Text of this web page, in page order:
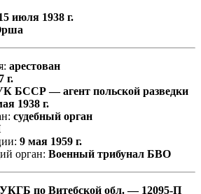
июля 1938 г.
арестован
г.
БССР — агент польской разведки
1938 г.
судебный орган
9 мая 1959 г.
орган: Военный трибунал БВО
УКГБ по Витебской обл. — 12095-П